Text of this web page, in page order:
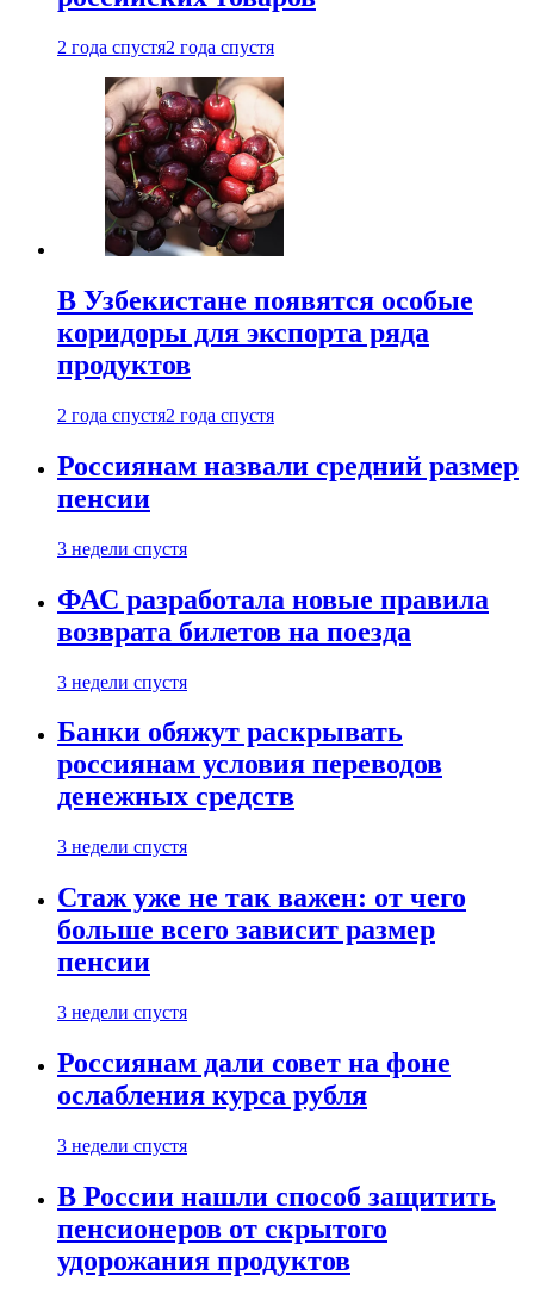
2 года спустя2 года спустя
В Узбекистане появятся особые
коридоры для экспорта ряда
продуктов
2 года спустя2 года спустя
Россиянам назвали средний размер
пенсии
3 недели спустя
ФАС разработала новые правила
возврата билетов на поезда
3 недели спустя
Банки обяжут раскрывать
россиянам условия переводов
денежных средств
3 недели спустя
Стаж уже не так важен: от чего
больше всего зависит размер
пенсии
3 недели спустя
Россиянам дали совет на фоне
ослабления курса рубля
3 недели спустя
В России нашли способ защитить
пенсионеров от скрытого
удорожания продуктов